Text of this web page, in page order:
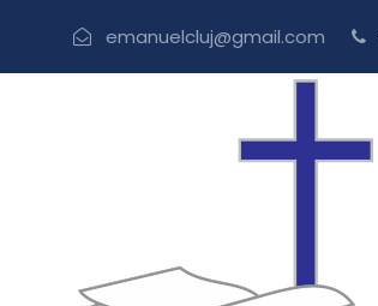
emanuelcluj@gmail.com